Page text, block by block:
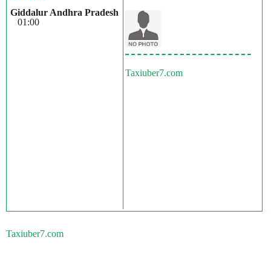
Giddalur Andhra Pradesh
01:00
Taxiuber7.com
Taxiuber7.com